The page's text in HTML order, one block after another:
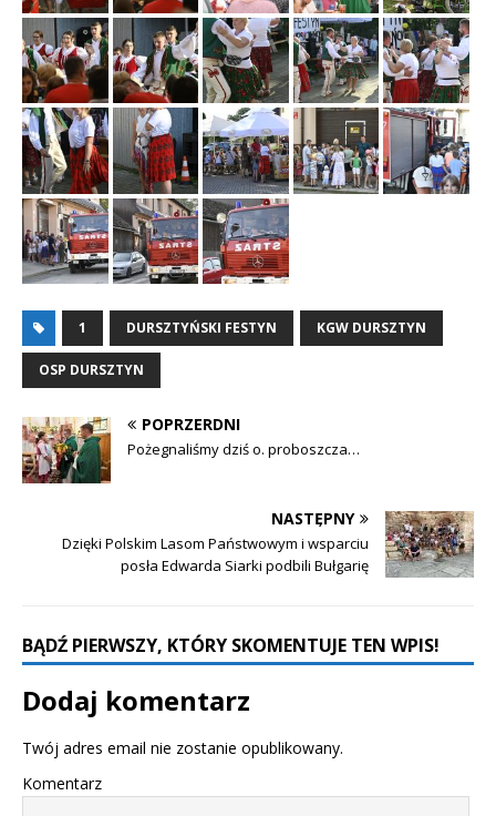
1 DURSZTYŃSKI FESTYN KGW DURSZTYN
OSP DURSZTYN
POPRZERDNI
Pożegnaliśmy dziś o. proboszcza…
NASTĘPNY
Dzięki Polskim Lasom Państwowym i wsparciu
posła Edwarda Siarki podbili Bułgarię
BĄDŹ PIERWSZY, KTÓRY SKOMENTUJE TEN WPIS!
Dodaj komentarz
Twój adres email nie zostanie opublikowany.
Komentarz